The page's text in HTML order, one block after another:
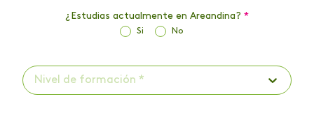
¿Estudias actualmente en Areandina? *
Si No
Nivel de formación *